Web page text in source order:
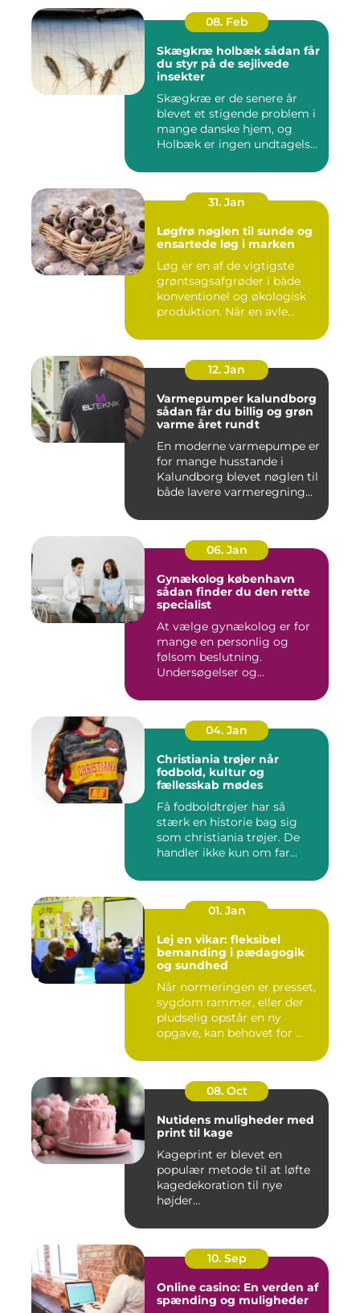
08. Feb
Skægkræ holbæk sådan får
du styr på de sejlivede
insekter
Skægkræ er de senere år
blevet et stigende problem i
mange danske hjem, og
Holbæk er ingen undtagels...
31. Jan
Løgfrø nøglen til sunde og
ensartede løg i marken
Løg er en af de vigtigste
grøntsagsafgrøder i både
konventionel og økologisk
produktion. Når en avle...
12. Jan
Varmepumper kalundborg
sådan får du billig og grøn
varme året rundt
En moderne varmepumpe er
for mange husstande i
Kalundborg blevet nøglen til
både lavere varmeregning...
06. Jan
Gynækolog københavn
sådan finder du den rette
specialist
At vælge gynækolog er for
mange en personlig og
følsom beslutning.
Undersøgelser og
04. Jan
Christiania trøjer når
fodbold, kultur og
fællesskab mødes
Få fodboldtrøjer har så
stærk en historie bag sig
som christiania trøjer. De
handler ikke kun om far...
01. Jan
Lej en vikar: fleksibel
bemanding i pædagogik
og sundhed
Når normeringen er presset,
sygdom rammer, eller der
pludselig opstår en ny
opgave, kan behovet for ...
08. Oct
Nutidens muligheder med
print til kage
Kageprint er blevet en
populær metode til at løfte
kagedekoration til nye
højder...
10. Sep
Online casino: En verden af
spænding og muligheder